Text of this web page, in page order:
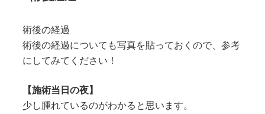
術後の経過
術後の経過についても写真を貼っておくので、参考
にしてみてください！
【施術当日の夜】
少し腫れているのがわかると思います。